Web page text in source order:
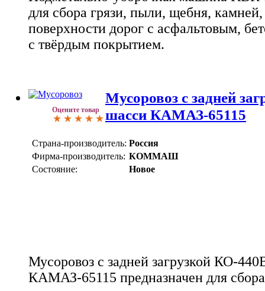
для сбора грязи, пыли, щебня, камней,
поверхности дорог с асфальтовым,
с твёрдым покрытием.
Оцените товар
Мусоровоз с задней
шасси КАМАЗ-65115
Страна-производитель: Россия
Фирма-производитель: КОММАШ
Состояние:
Новое
Мусоровоз с задней загрузкой КО-
КАМАЗ-65115 предназначен для